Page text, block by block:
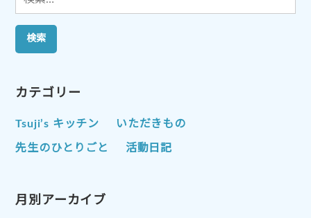
索:
カテゴリー
Tsuji’s キッチン いただきもの
先生のひとりごと 活動日記
月別アーカイブ